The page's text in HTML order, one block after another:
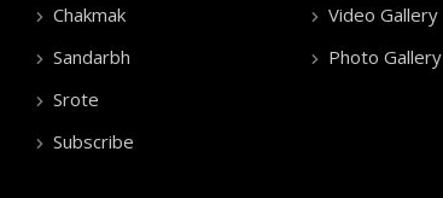
Chakmak
Sandarbh
Srote
Subscribe
Video Gallery
Photo Gallery